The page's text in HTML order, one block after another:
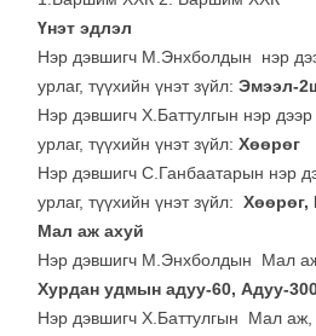
Үнэт эдлэл
Нэр дэвшигч М.Энхболдын нэр
урлаг, түүхийн үнэт зүйл: Эмээл-
Нэр дэвшигч Х.Баттулгын нэр дээр
урлаг, түүхийн үнэт зүйл: Хөөрөг
Нэр дэвшигч С.Ганбаатарын нэр
урлаг, түүхийн үнэт зүйл: Хөөрөг,
Мал аж ахуй
Нэр дэвшигч М.Энхболдын Мал
Хурдан удмын адуу-60, Адуу-
Нэр дэвшигч Х.Баттулгын Мал аж,